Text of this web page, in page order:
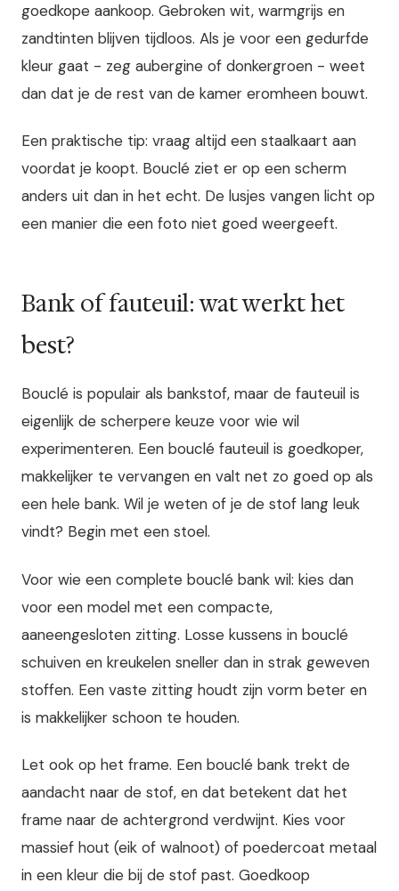
goedkope aankoop. Gebroken wit, warmgrijs en
zandtinten blijven tijdloos. Als je voor een gedurfde
kleur gaat - zeg aubergine of donkergroen - weet
dan dat je de rest van de kamer eromheen bouwt.
Een praktische tip: vraag altijd een staalkaart aan
voordat je koopt. Bouclé ziet er op een scherm
anders uit dan in het echt. De lusjes vangen licht op
een manier die een foto niet goed weergeeft.
Bank of fauteuil: wat werkt het
best?
Bouclé is populair als bankstof, maar de fauteuil is
eigenlijk de scherpere keuze voor wie wil
experimenteren. Een bouclé fauteuil is goedkoper,
makkelijker te vervangen en valt net zo goed op als
een hele bank. Wil je weten of je de stof lang leuk
vindt? Begin met een stoel.
Voor wie een complete bouclé bank wil: kies dan
voor een model met een compacte,
aaneengesloten zitting. Losse kussens in bouclé
schuiven en kreukelen sneller dan in strak geweven
stoffen. Een vaste zitting houdt zijn vorm beter en
is makkelijker schoon te houden.
Let ook op het frame. Een bouclé bank trekt de
aandacht naar de stof, en dat betekent dat het
frame naar de achtergrond verdwijnt. Kies voor
massief hout (eik of walnoot) of poedercoat metaal
in een kleur die bij de stof past. Goedkoop